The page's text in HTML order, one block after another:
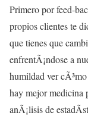
Primero por feed-
propios clientes te
que tienes que
enfrentÃ¡ndose a
humildad ver
hay mejor medicina
anÃ¡lisis de